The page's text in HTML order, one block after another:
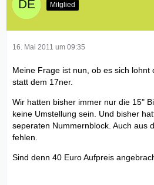
Mitglied
16. Mai 2011 um 09:35
Meine Frage ist nun, ob es sich lohnt
statt dem 17ner.
Wir hatten bisher immer nur die 15"
keine Umstellung sein. Und bisher
seperaten Nummernblock. Auch aus
fehlen.
Sind denn 40 Euro Aufpreis